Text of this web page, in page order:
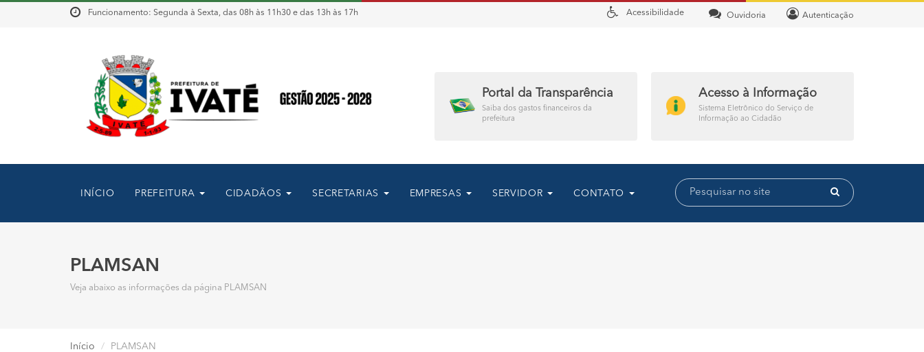
Autenticação
Ouvidoria
Acessibilidade
Funcionamento: Segunda à Sexta, das 08h às 11h30 e das 13h às 17h
Acesso à Informação
Sistema Eletrônico do Serviço de
Informação ao Cidadão
Portal da Transparência
Saiba dos gastos financeiros da
prefeitura
INÍCIO PREFEITURA CIDADÃOS SECRETARIAS EMPRESAS SERVIDOR CONTATO
PLAMSAN
Veja abaixo as informações da página PLAMSAN
Início PLAMSAN